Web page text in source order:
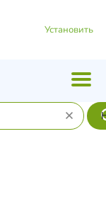
Установить